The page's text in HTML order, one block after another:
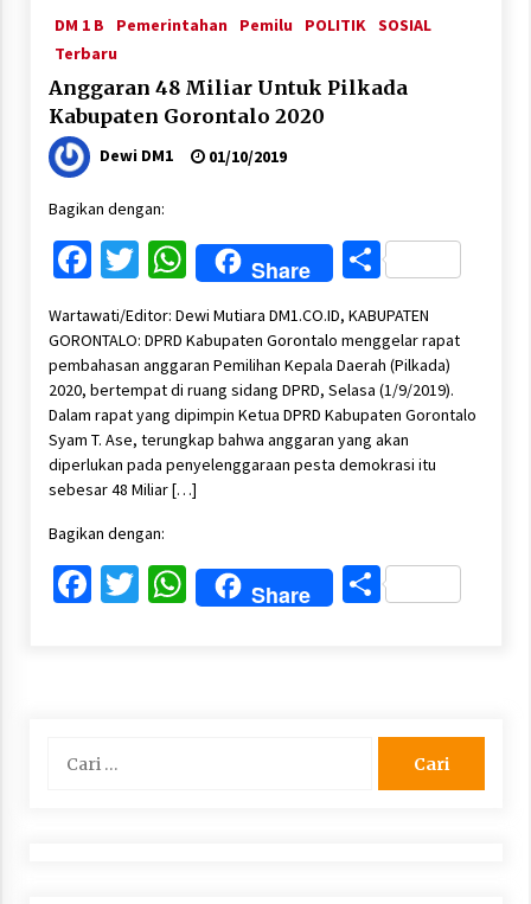
DM 1 B Pemerintahan Pemilu POLITIK SOSIAL
Terbaru
Anggaran 48 Miliar Untuk Pilkada
Kabupaten Gorontalo 2020
Dewi DM1 01/10/2019
Bagikan dengan:
Facebook
Twitter
WhatsApp
Share Share
Wartawati/Editor: Dewi Mutiara DM1.CO.ID, KABUPATEN
GORONTALO: DPRD Kabupaten Gorontalo menggelar rapat
pembahasan anggaran Pemilihan Kepala Daerah (Pilkada)
2020, bertempat di ruang sidang DPRD, Selasa (1/9/2019).
Dalam rapat yang dipimpin Ketua DPRD Kabupaten Gorontalo
Syam T. Ase, terungkap bahwa anggaran yang akan
diperlukan pada penyelenggaraan pesta demokrasi itu
sebesar 48 Miliar […]
Bagikan dengan:
Facebook
Twitter
WhatsApp
Share Share
untuk: